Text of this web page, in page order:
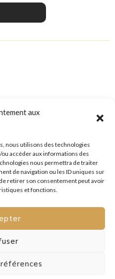
aux
nous utilisons des technologies
accéder aux informations des
nous permettra de traiter
de navigation ou les ID uniques sur
retirer son consentement peut avoir
et fonctions.